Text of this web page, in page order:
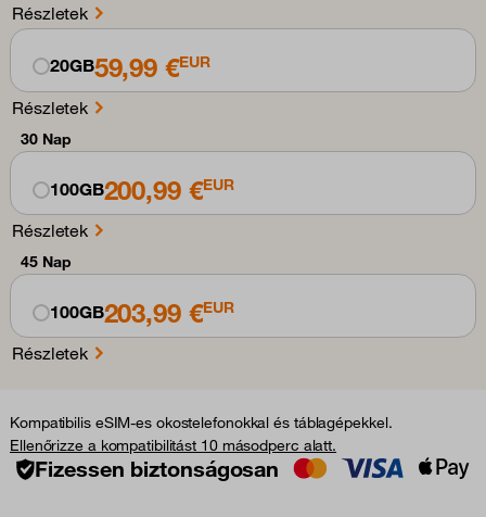
Részletek
20GB59,99 €EUR
Részletek
30 Nap
100GB200,99 €EUR
Részletek
45 Nap
100GB203,99 €EUR
Részletek
Kompatibilis eSIM-es okostelefonokkal és táblagépekkel.
Ellenőrizze a kompatibilitást 10 másodperc alatt.
Fizessen biztonságosan